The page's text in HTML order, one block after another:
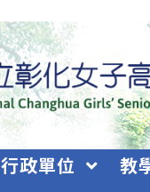
行政單位
教